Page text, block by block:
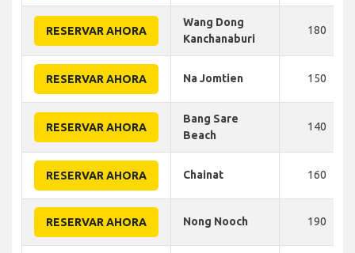
RESERVAR AHORA
Wang Dong
Kanchanaburi
180
RESERVAR AHORA Na Jomtien 150
RESERVAR AHORA
Bang Sare
Beach
140
RESERVAR AHORA Chainat 160
RESERVAR AHORA Nong Nooch 190